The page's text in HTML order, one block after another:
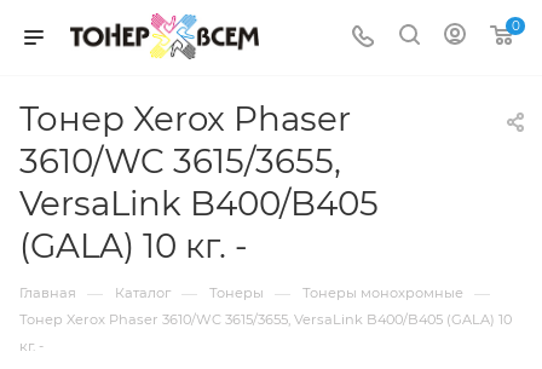
0
Тонер Xerox Phaser
3610/WC 3615/3655,
VersaLink B400/B405
(GALA) 10 кг. -
Главная — Каталог — Тонеры — Тонеры монохромные —
Тонер Xerox Phaser 3610/WC 3615/3655, VersaLink B400/B405 (GALA) 10
кг. -